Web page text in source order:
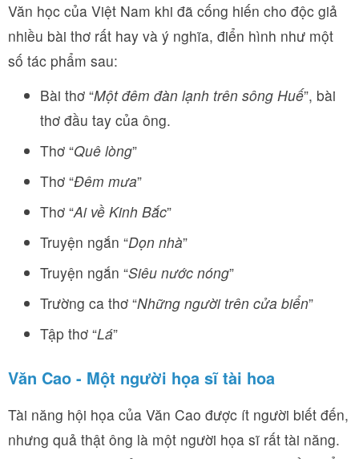
Văn học của Việt Nam khi đã cống hiến cho độc giả
nhiều bài thơ rất hay và ý nghĩa, điển hình như một
số tác phẩm sau:
Bài thơ “Một đêm đàn lạnh trên sông Huế”, bài
thơ đầu tay của ông.
Thơ “Quê lòng”
Thơ “Đêm mưa”
Thơ “Ai về Kinh Bắc”
Truyện ngắn “Dọn nhà”
Truyện ngắn “Siêu nước nóng”
Trường ca thơ “Những người trên cửa biển”
Tập thơ “Lá”
Văn Cao - Một người họa sĩ tài hoa
Tài năng hội họa của Văn Cao được ít người biết đến,
nhưng quả thật ông là một người họa sĩ rất tài năng.